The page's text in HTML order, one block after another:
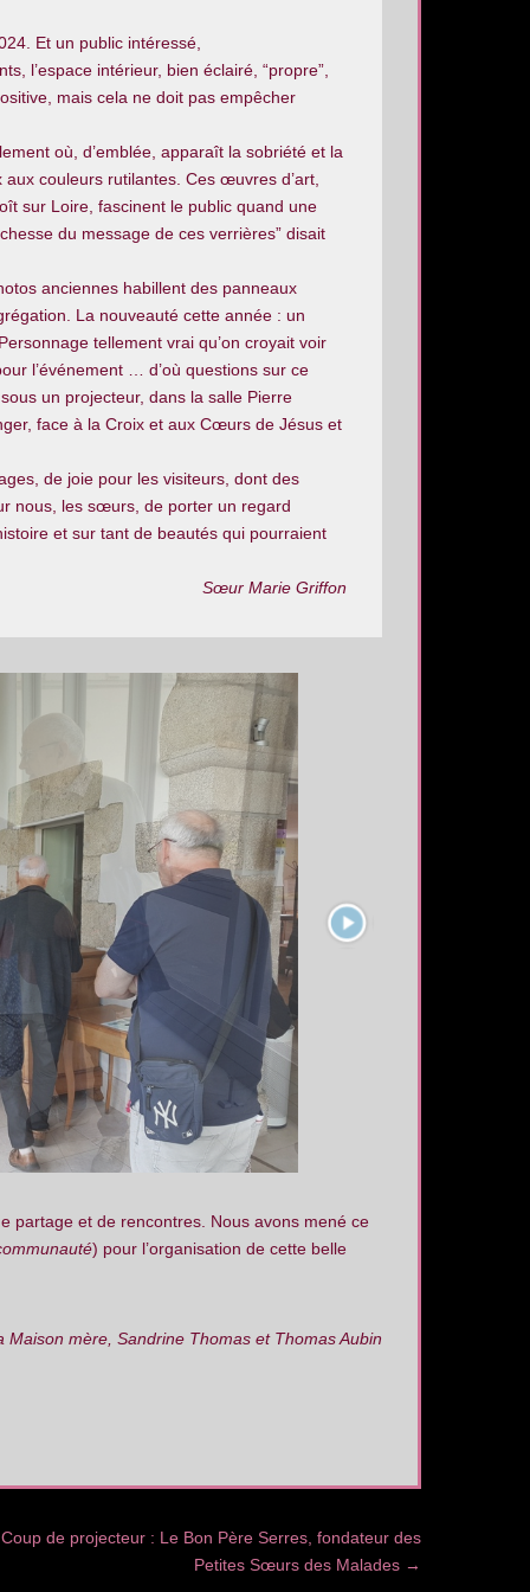
Et un public intéressé,
l’espace intérieur, bien éclairé, “propre”,
mais cela ne doit pas empêcher
où, d’emblée, apparaît la sobriété et la
couleurs rutilantes. Ces œuvres d’art,
sur Loire, fascinent le public quand une
du message de ces verrières” disait
anciennes habillent des panneaux
La nouveauté cette année : un
tellement vrai qu’on croyait voir
l’événement … d’où questions sur ce
un projecteur, dans la salle Pierre
face à la Croix et aux Cœurs de Jésus et
de joie pour les visiteurs, dont des
nous, les sœurs, de porter un regard
et sur tant de beautés qui pourraient
Sœur Marie Griffon
partage et de rencontres. Nous avons mené ce
) pour l’organisation de cette belle
mère, Sandrine Thomas et Thomas Aubin
Coup de projecteur : Le Bon Père Serres, fondateur des
Petites Sœurs des Malades →